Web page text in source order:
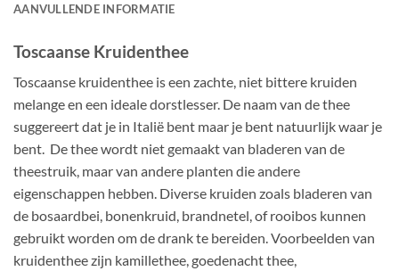
AANVULLENDE INFORMATIE
Toscaanse Kruidenthee
Toscaanse kruidenthee is een zachte, niet bittere kruiden
melange en een ideale dorstlesser. De naam van de thee
suggereert dat je in Italië bent maar je bent natuurlijk waar je
bent. De thee wordt niet gemaakt van bladeren van de
theestruik, maar van andere planten die andere
eigenschappen hebben. Diverse kruiden zoals bladeren van
de bosaardbei, bonenkruid, brandnetel, of rooibos kunnen
gebruikt worden om de drank te bereiden. Voorbeelden van
kruidenthee zijn kamillethee, goedenacht thee,